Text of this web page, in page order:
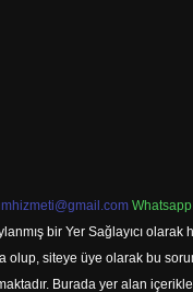
bir Yer Sağlayıcı
siteye üye olarak bu
Burada yer alan